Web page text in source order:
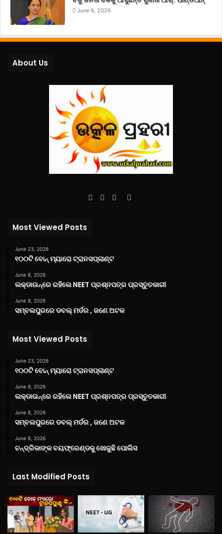
June 8, 2026
About Us
Facebook
TwitterYouTube
Instagram
Most Viewed Posts
June 23, 2026
୧୦୦ଟି ବୋନ୍ ମ୍ୟାରୋ ଟ୍ରାନସପ୍ଲାଣ୍ଟ
June 8, 2026
ଲକ୍‌ଡାଉନ୍‌ରେ ରହିଲେ NEET ପ୍ରଶ୍ନପତ୍ର ପ୍ରସ୍ତୁତକାରୀ
June 8, 2026
ସମ୍ବଲପୁରରେ ଡବଲ୍ ମର୍ଡର , ଜଣେ ଅଟକ
Most Viewed Posts
June 23, 2026
୧୦୦ଟି ବୋନ୍ ମ୍ୟାରୋ ଟ୍ରାନସପ୍ଲାଣ୍ଟ
June 8, 2026
ଲକ୍‌ଡାଉନ୍‌ରେ ରହିଲେ NEET ପ୍ରଶ୍ନପତ୍ର ପ୍ରସ୍ତୁତକାରୀ
June 8, 2026
ସମ୍ବଲପୁରରେ ଡବଲ୍ ମର୍ଡର , ଜଣେ ଅଟକ
June 8, 2026
ଚନ୍ଦ୍ରିକାଙ୍କ ବୟଫ୍ରେଣ୍ଡକୁ ଖୋଜୁଛି ପୋଲିସ
Last Modified Posts